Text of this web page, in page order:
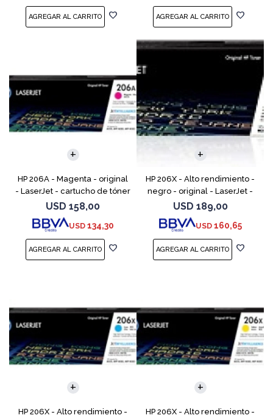
HP 206A - Magenta - original
- LaserJet - cartucho de tóner
(W2113A) - para Color
LaserJet Pro M255, M283, MFP
M282, MFP M283
USD 158,00
USD 134,30
HP 206X - Alto rendimiento -
negro - original - LaserJet -
cartucho de tóner (W2110X) -
para Color LaserJet Pro M255,
M283, MFP
USD 189,00
USD 160,65
HP 206X - Alto rendimiento -
HP 206X - Alto rendimiento -